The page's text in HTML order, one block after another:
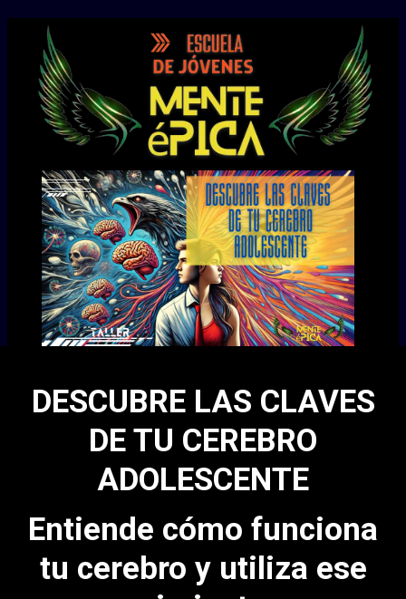
DESCUBRE LAS CLAVES
DE TU CEREBRO
ADOLESCENTE
Entiende cómo funciona
tu cerebro y utiliza ese